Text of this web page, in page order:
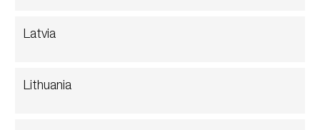
Latvia
Lithuania